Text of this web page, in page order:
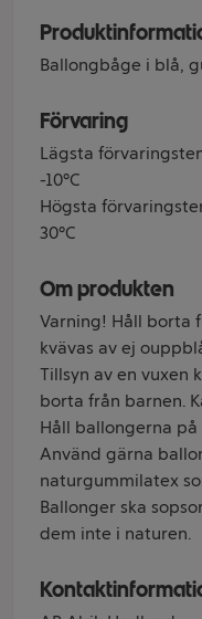
Ballongbåge i blå,
Förvaring
Lägsta
-10°C
Högsta
30°C
Om produkten
Varning! Håll borta
kvävas av ej
Tillsyn av en vuxen
borta från barnen.
Håll ballongerna
Använd gärna
naturgummilatex
Ballonger ska
dem inte i naturen.